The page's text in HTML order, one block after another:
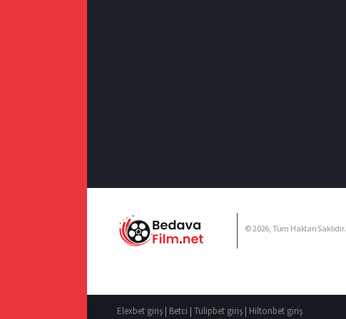
© 2026, Tüm Hakları Saklıdır.
Elexbet giriş | Betci | Tulipbet giriş | Hiltonbet giriş